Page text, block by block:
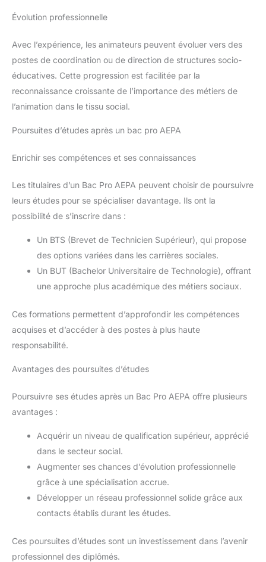
Évolution professionnelle
Avec l’expérience, les animateurs peuvent évoluer vers des
postes de coordination ou de direction de structures socio-
éducatives. Cette progression est facilitée par la
reconnaissance croissante de l’importance des métiers de
l’animation dans le tissu social.
Poursuites d’études après un bac pro AEPA
Enrichir ses compétences et ses connaissances
Les titulaires d’un Bac Pro AEPA peuvent choisir de poursuivre
leurs études pour se spécialiser davantage. Ils ont la
possibilité de s’inscrire dans :
Un BTS (Brevet de Technicien Supérieur), qui propose
des options variées dans les carrières sociales.
Un BUT (Bachelor Universitaire de Technologie), offrant
une approche plus académique des métiers sociaux.
Ces formations permettent d’approfondir les compétences
acquises et d’accéder à des postes à plus haute
responsabilité.
Avantages des poursuites d’études
Poursuivre ses études après un Bac Pro AEPA offre plusieurs
avantages :
Acquérir un niveau de qualification supérieur, apprécié
dans le secteur social.
Augmenter ses chances d’évolution professionnelle
grâce à une spécialisation accrue.
Développer un réseau professionnel solide grâce aux
contacts établis durant les études.
Ces poursuites d’études sont un investissement dans l’avenir
professionnel des diplômés.